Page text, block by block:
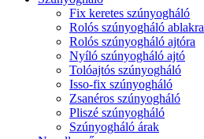
Fix keretes szúnyogháló
Rolós szúnyogháló ablakra
Rolós szúnyogháló ajtóra
Nyíló szúnyogháló ajtó
Tolóajtós szúnyogháló
Isso-fix szúnyogháló
Zsanéros szúnyogháló
Pliszé szúnyogháló
Szúnyogháló árak